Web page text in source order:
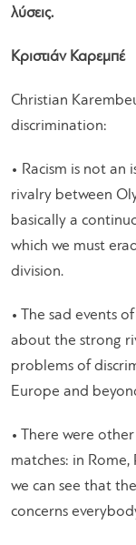
λύσεις.
Κριστιάν Καρεμπέ
Christian
discrimination:
• Racism is not an
rivalry between
basically a
which we must
division.
• The sad events
about the strong
problems of
Europe and
• There were
matches: in
we can see that
concerns